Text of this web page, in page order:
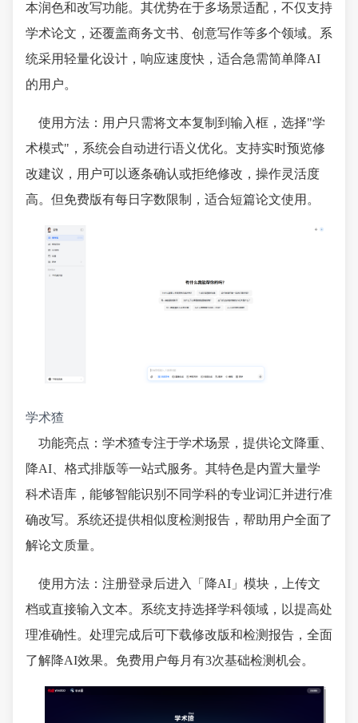
本润色和改写功能。其优势在于多场景适配，不仅支持
学术论文，还覆盖商务文书、创意写作等多个领域。系
统采用轻量化设计，响应速度快，适合急需简单降AI
的用户。
使用方法：用户只需将文本复制到输入框，选择"学
术模式"，系统会自动进行语义优化。支持实时预览修
改建议，用户可以逐条确认或拒绝修改，操作灵活度
高。但免费版有每日字数限制，适合短篇论文使用。
学术猹
功能亮点：学术猹专注于学术场景，提供论文降重、
降AI、格式排版等一站式服务。其特色是内置大量学
科术语库，能够智能识别不同学科的专业词汇并进行准
确改写。系统还提供相似度检测报告，帮助用户全面了
解论文质量。
使用方法：注册登录后进入「降AI」模块，上传文
档或直接输入文本。系统支持选择学科领域，以提高处
理准确性。处理完成后可下载修改版和检测报告，全面
了解降AI效果。免费用户每月有3次基础检测机会。